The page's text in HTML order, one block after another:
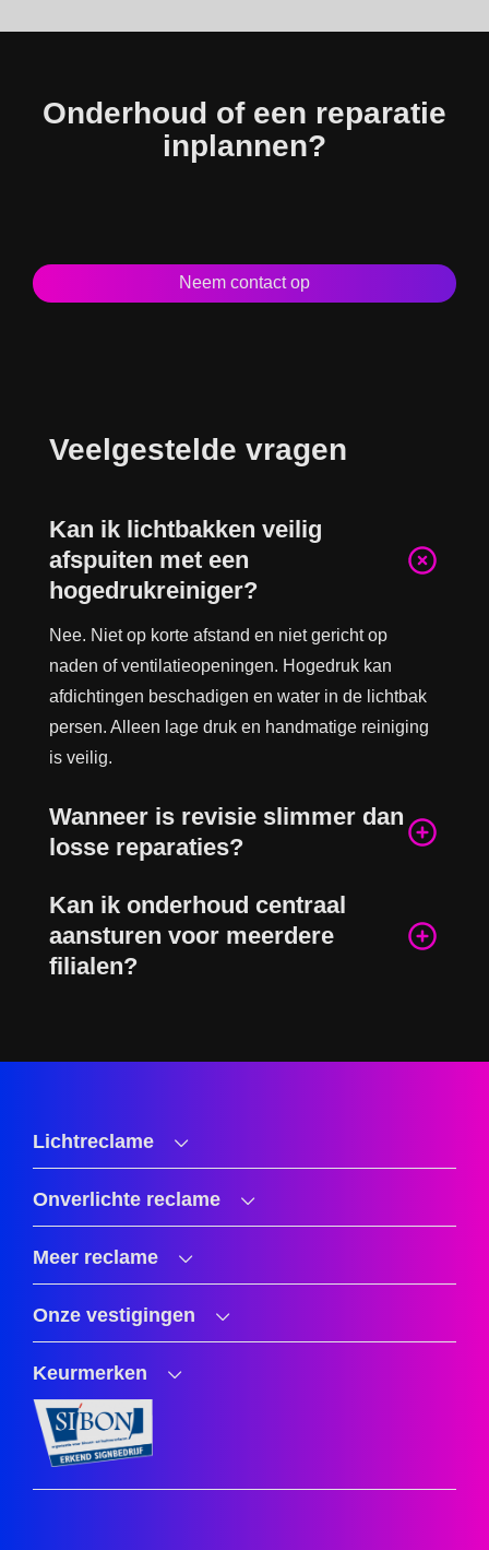
Onderhoud of een reparatie
inplannen?
Neem contact op
Veelgestelde vragen
Kan ik lichtbakken veilig
afspuiten met een
hogedrukreiniger?
Nee. Niet op korte afstand en niet gericht op
naden of ventilatieopeningen. Hogedruk kan
afdichtingen beschadigen en water in de lichtbak
persen. Alleen lage druk en handmatige reiniging
is veilig.
Wanneer is revisie slimmer dan
losse reparaties?
Kan ik onderhoud centraal
aansturen voor meerdere
filialen?
Lichtreclame
Onverlichte reclame
Meer reclame
Onze vestigingen
Keurmerken